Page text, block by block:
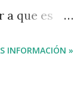
repa...
a que es
INFORMACIÓN »